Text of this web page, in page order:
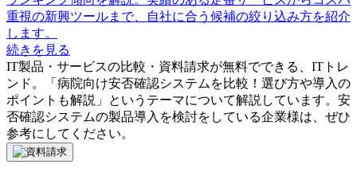
重視の新興ツールまで、自社に合う候補の絞り込み方を紹介
します。
続きを見る
IT製品・サービスの比較・資料請求が無料でできる、ITトレ
ンド。「 病院向け安否確認システムを比較！選び方や導入の
ポイントも解説 」というテーマについて解説しています。 安
否確認システムの製品導入を検討をしている企業様は、ぜひ
参考にしてください。